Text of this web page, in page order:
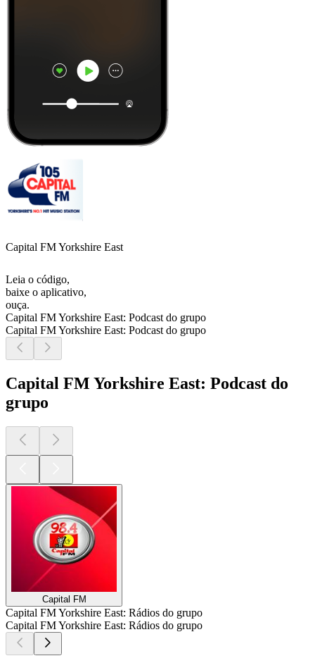
Capital FM Yorkshire East
Leia o código,
baixe o aplicativo,
ouça.
Capital FM Yorkshire East: Podcast do grupo
Capital FM Yorkshire East: Podcast do grupo
Capital FM Yorkshire East: Podcast do
grupo
Capital FM
Capital FM Yorkshire East: Rádios do grupo
Capital FM Yorkshire East: Rádios do grupo